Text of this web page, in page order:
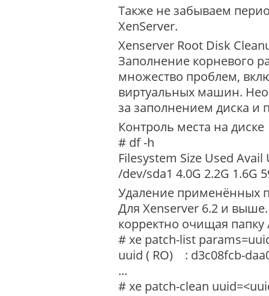
Также не забываем
XenServer.
Xenserver Root Disk
Заполнение корневого
множество проблем,
виртуальных машин.
за заполнением диска и
Контроль места на диске
# df -h
Filesystem Size Used
/dev/sda1 4.0G 2.2G 1.6G
Удаление применённых
Для Xenserver 6.2 и
корректно очищая
# xe patch-list
uuid ( RO) : d3c08fcb-
...
# xe patch-clean